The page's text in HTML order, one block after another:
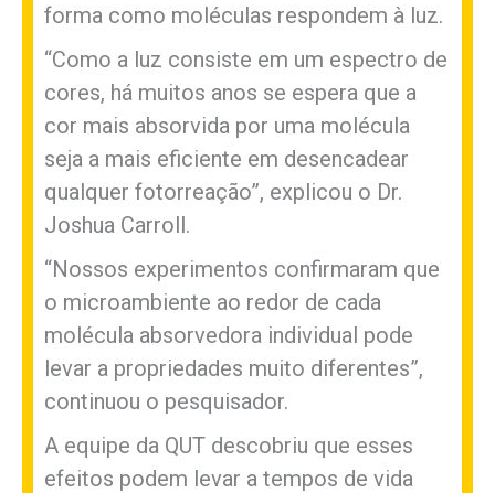
forma como moléculas respondem à luz.
“Como a luz consiste em um espectro de
cores, há muitos anos se espera que a
cor mais absorvida por uma molécula
seja a mais eficiente em desencadear
qualquer fotorreação”, explicou o Dr.
Joshua Carroll.
“Nossos experimentos confirmaram que
o microambiente ao redor de cada
molécula absorvedora individual pode
levar a propriedades muito diferentes”,
continuou o pesquisador.
A equipe da QUT descobriu que esses
efeitos podem levar a tempos de vida